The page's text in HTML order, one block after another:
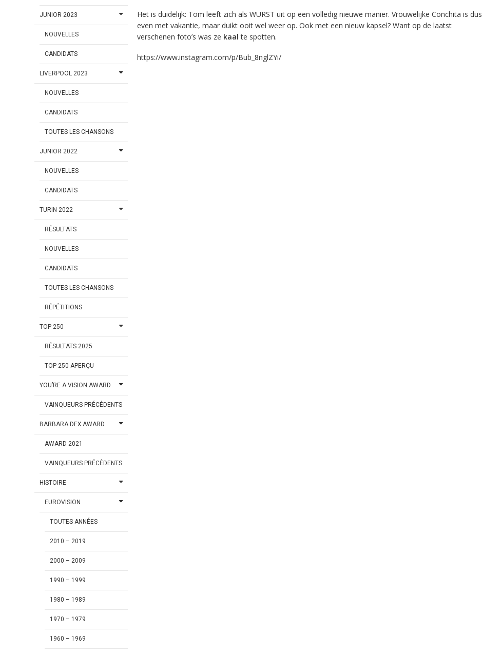
JUNIOR 2023
NOUVELLES
CANDIDATS
LIVERPOOL 2023
NOUVELLES
CANDIDATS
TOUTES LES CHANSONS
JUNIOR 2022
NOUVELLES
CANDIDATS
TURIN 2022
RÉSULTATS
NOUVELLES
CANDIDATS
TOUTES LES CHANSONS
RÉPÉTITIONS
TOP 250
RÉSULTATS 2025
TOP 250 APERÇU
YOU’RE A VISION AWARD
VAINQUEURS PRÉCÉDENTS
BARBARA DEX AWARD
AWARD 2021
VAINQUEURS PRÉCÉDENTS
HISTOIRE
EUROVISION
TOUTES ANNÉES
2010 – 2019
2000 – 2009
1990 – 1999
1980 – 1989
1970 – 1979
1960 – 1969
Het is duidelijk: Tom leeft zich als WURST uit op een volledig nieuwe manier. Vrouwelijke Conchita is dus
even met vakantie, maar duikt ooit wel weer op. Ook met een nieuw kapsel? Want op de laatst
verschenen foto’s was ze kaal te spotten.
https://www.instagram.com/p/Bub_8nglZYi/